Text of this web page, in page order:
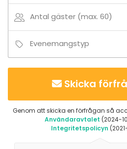
Antal gäster (max. 60)
Evenemangstyp
Skicka
Genom att skicka en förfrågan så
Användaravtalet (2024-
Integritetspolicyn